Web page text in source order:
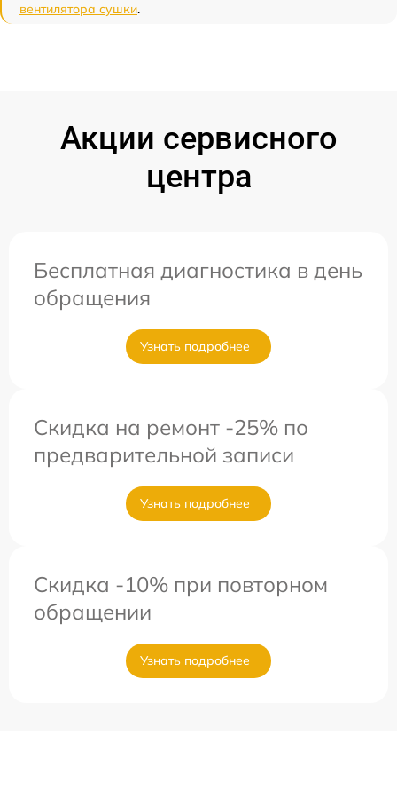
вентилятора сушки.
Акции сервисного
центра
Бесплатная диагностика в день
обращения
Узнать подробнее
Скидка на ремонт -25% по
предварительной записи
Узнать подробнее
Скидка -10% при повторном
обращении
Узнать подробнее